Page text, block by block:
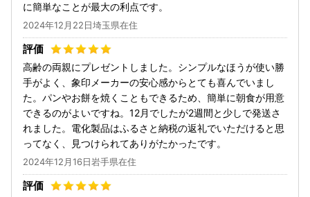
に簡単なことが最大の利点です。
2024年12月22日埼玉県在住
高齢の両親にプレゼントしました。シンプルなほうが使い勝
手がよく、象印メーカーの安心感からとても喜んでいまし
た。パンやお餅を焼くこともできるため、簡単に朝食が用意
できるのがよいですね。12月でしたが2週間と少しで発送さ
れました。電化製品はふるさと納税の返礼でいただけると思
ってなく、見つけられてありがたかったです。
2024年12月16日岩手県在住